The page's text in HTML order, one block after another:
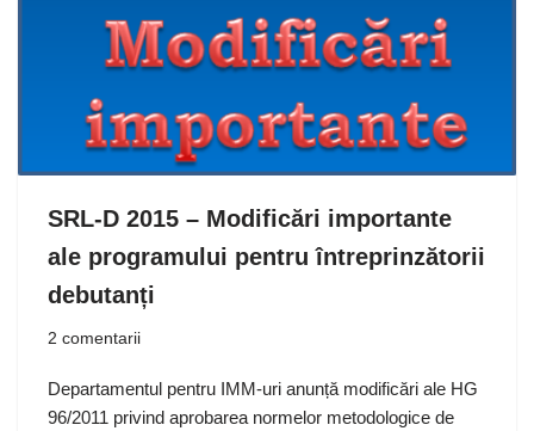
SRL-D 2015 – Modificări importante
ale programului pentru întreprinzătorii
debutanți
2 comentarii
Departamentul pentru IMM-uri anunță modificări ale HG
96/2011 privind aprobarea normelor metodologice de